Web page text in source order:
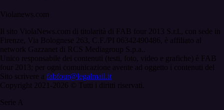
Violanews.com
Il sito ViolaNews.com di titolarità di FAB four 2013 S.r.l., con sede in
Firenze, Via Bolognese 263, C.F./PI 06342490486, è affiliato al
network Gazzanet di RCS Mediagroup S.p.a..
Unico responsabile dei contenuti (testi, foto, video e grafiche) è FAB
four 2013; per ogni comunicazione avente ad oggetto i contenuti del
Sito scrivere a fabfour@legalmail.it
Copyright 2021-2026 © Tutti i diritti riservati.
Serie A